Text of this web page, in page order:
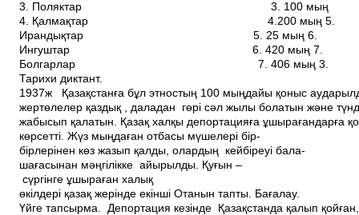
3. Поляктар 3. 100 мың
4. Қалмақтар 4.200 мың 5.
Ирандықтар 5. 25 мың 6.
Ингуштар 6. 420 мың 7.
Болгарлар 7. 406 мың 3.
Тарихи диктант.
1937ж Қазақстанға бұл этностың 100 мыңдайы қоныс
жертөлелер қаздық , даладан гөрі сәл жылы болатын және
жабысып қалатын. Қазақ халқы депортацияға ұшырағандарға
көрсетті. Жүз мыңдаған отбасы мүшелері бір­
бірлерінен көз жазып қалды, олардың кейбіреуі бала­
шағасынан мәңгілікке айырылды. Қуғын –
сүргінге ұшыраған халық
өкілдері қазақ жерінде екінші Отанын тапты. Бағалау.
Үйге тапсырма. Депортация кезінде Қазақстанда қалып қойған,